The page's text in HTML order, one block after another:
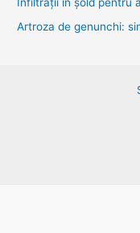
r
:Artroza de genunchi: